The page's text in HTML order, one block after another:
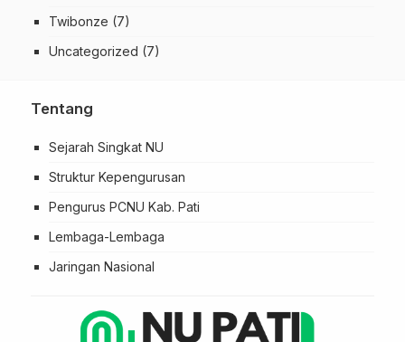
Twibonze (7)
Uncategorized (7)
Tentang
Sejarah Singkat NU
Struktur Kepengurusan
Pengurus PCNU Kab. Pati
Lembaga-Lembaga
Jaringan Nasional